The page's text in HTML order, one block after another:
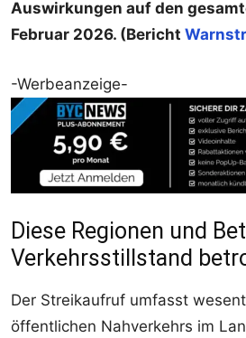
Auswirkungen auf den
Februar 2026. (Bericht
-Werbeanzeige-
Diese Regionen und
Verkehrsstillstand
Der Streikaufruf umfasst
öffentlichen Nahverkehrs im